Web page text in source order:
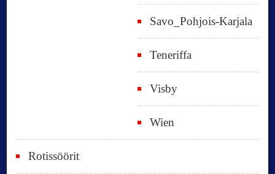
Savo_Pohjois-Karjala
Teneriffa
Visby
Wien
Rotissöörit